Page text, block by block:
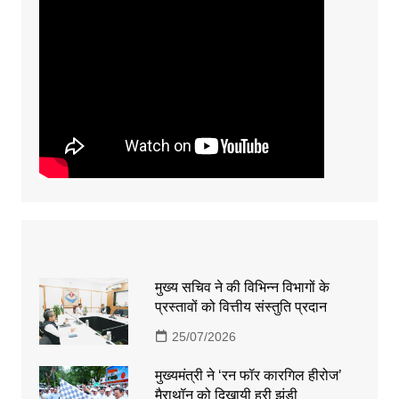
मुख्य सचिव ने की विभिन्न विभागों के
प्रस्तावों को वित्तीय संस्तुति प्रदान
25/07/2026
मुख्यमंत्री ने ‘रन फॉर कारगिल हीरोज’
मैराथॉन को दिखायी हरी झंडी